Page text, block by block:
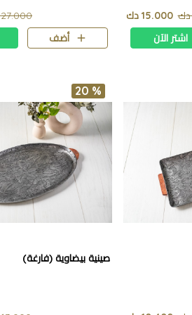
15.000 دك
اشتر الآن
27.000 دك
أضف
20 %
صينية بيضاوية (فارغة)